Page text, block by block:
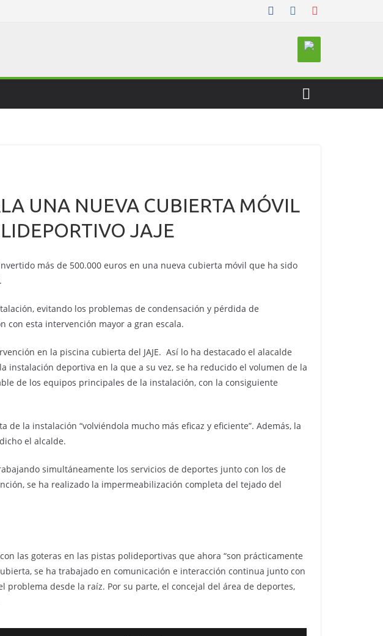
UNA NUEVA CUBIERTA MÓVIL
JAJE
más de 500.000 euros en una nueva cubierta móvil que ha sido
evitando los problemas de condensación y pérdida de
con esta intervención mayor a gran escala.
en la piscina cubierta del JAJE. Así lo ha destacado el alacalde
instalación deportiva en la que a su vez, se ha reducido el volumen de la
de los equipos principales de la instalación, con la consiguiente
la instalación “volviéndola mucho más eficaz y eficiente”. Además, la
el alcalde.
simultáneamente los servicios de deportes junto con los de
se ha realizado la impermeabilización completa del tejado del
las goteras en las pistas polideportivas que ahora “son prácticamente
se ha trabajado en comunicación e interacción continua junto con
desde la raíz. Por su parte, el concejal del área de deportes,